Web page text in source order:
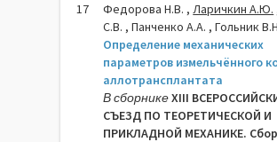
17 Федорова Н.В. ,Ларичкин А.Ю.
С.В. , Панченко А.А. , Гольник
Определение механических
параметров измельчённого
аллотрансплантата
В сборникеXIII
СЪЕЗД ПО ТЕОРЕТИЧЕСКОЙ И
ПРИКЛАДНОЙ МЕХАНИКЕ.